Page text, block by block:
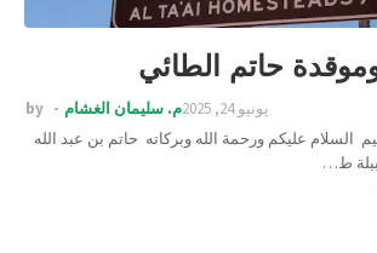
حاتم الطائي
by م. سليمان الغشام
يونيو 24, 2025
السلام عليكم ورحمة الله وبركاته حاتم بن عبد الله
ط…